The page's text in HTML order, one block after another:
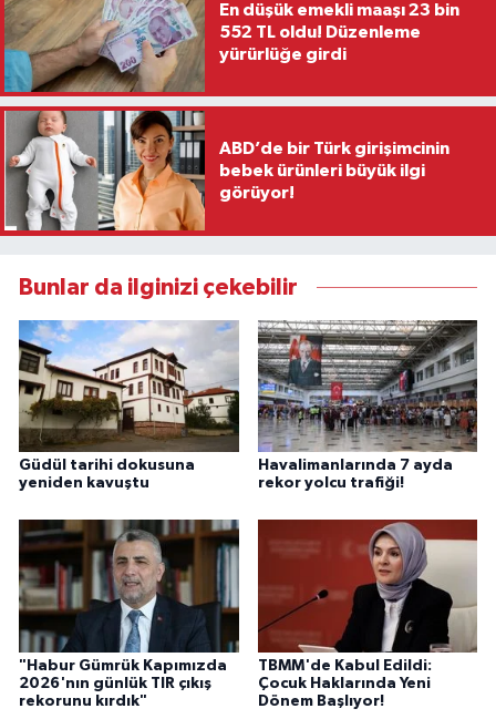
En düşük emekli maaşı 23 bin
552 TL oldu! Düzenleme
yürürlüğe girdi
ABD’de bir Türk girişimcinin
bebek ürünleri büyük ilgi
görüyor!
Bunlar da ilginizi çekebilir
Güdül tarihi dokusuna
yeniden kavuştu
Havalimanlarında 7 ayda
rekor yolcu trafiği!
"Habur Gümrük Kapımızda
2026'nın günlük TIR çıkış
rekorunu kırdık"
TBMM'de Kabul Edildi:
Çocuk Haklarında Yeni
Dönem Başlıyor!